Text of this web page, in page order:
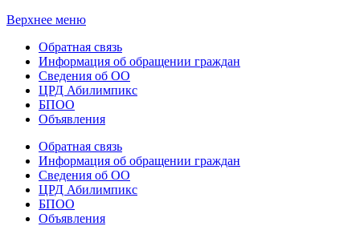
Верхнее меню
Обратная связь
Информация об обращении граждан
Сведения об ОО
ЦРД Абилимпикс
БПОО
Объявления
Обратная связь
Информация об обращении граждан
Сведения об ОО
ЦРД Абилимпикс
БПОО
Объявления